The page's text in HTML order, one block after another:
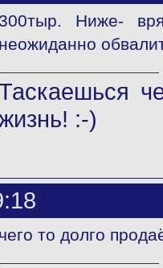
300тыр. Ниже-
неожиданно
:-)
чего то долго